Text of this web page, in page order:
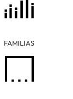
FAMILIAS